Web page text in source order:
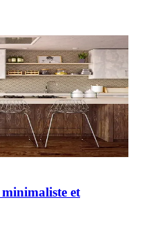
minimaliste et